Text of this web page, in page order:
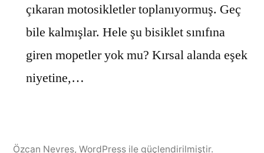
çıkaran motosikletler toplanıyormuş. Geç
bile kalmışlar. Hele şu bisiklet sınıfına
giren mopetler yok mu? Kırsal alanda eşek
niyetine,…
Özcan Nevres, WordPress ile güçlendirilmiştir.